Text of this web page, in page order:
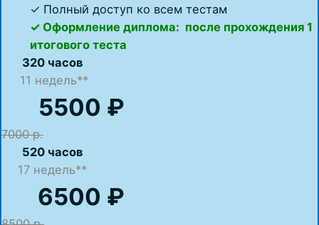
✓ Полный доступ ко всем тестам
✓ Оформление диплома: после прохождения 1
итогового теста
320 часов
11 недель**
5500 ₽
7000 р.
520 часов
17недель**
6500 ₽